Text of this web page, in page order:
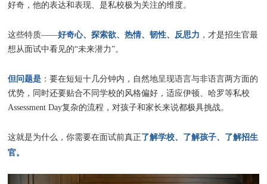
好奇，他的表达和表现、是私校极为关注的维度。
这些特质——好奇心、探索欲、热情、韧性、反思力 ，才是招生官最
想从面试中看见的“未来潜力”。
但问题是 ：要在短短十几分钟内，自然地呈现语言与非语言两方面的
优势，同时还要贴合不同学校的风格偏好，适应伊顿、哈罗等私校
Assessment Day复杂的流程，对孩子和家长来说都极具挑战。
这就是为什么，你需要在面试前真正了解学校、了解孩子、了解招生
官。